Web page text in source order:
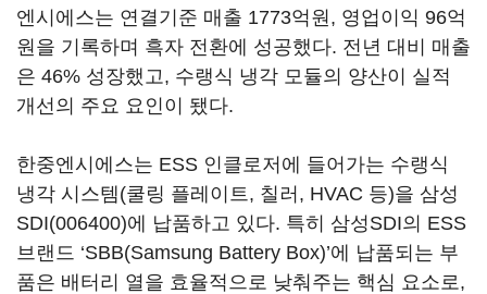
엔시에스는 연결기준 매출 1773억원, 영업이익 96억
원을 기록하며 흑자 전환에 성공했다. 전년 대비 매출
은 46% 성장했고, 수랭식 냉각 모듈의 양산이 실적
개선의 주요 요인이 됐다.
한중엔시에스는 ESS 인클로저에 들어가는 수랭식
냉각 시스템(쿨링 플레이트, 칠러, HVAC 등)을 삼성
SDI(006400)에 납품하고 있다. 특히 삼성SDI의 ESS
브랜드 ‘SBB(Samsung Battery Box)’에 납품되는 부
품은 배터리 열을 효율적으로 낮춰주는 핵심 요소로,